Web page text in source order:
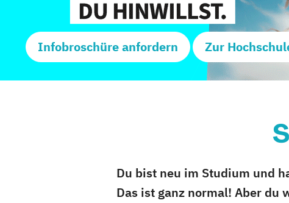
Infobroschüre anfordern Zur
Du bist neu im Studium und
Das ist ganz normal! Aber du